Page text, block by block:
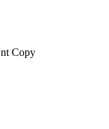
Copy